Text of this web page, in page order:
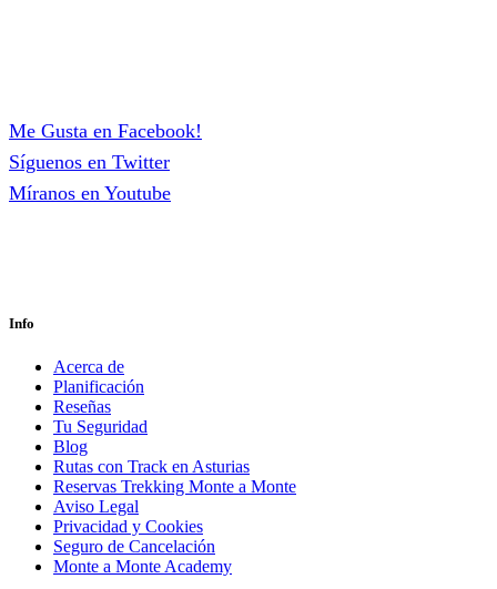
Me Gusta en Facebook!
Síguenos en Twitter
Míranos en Youtube
Info
Acerca de
Planificación
Reseñas
Tu Seguridad
Blog
Rutas con Track en Asturias
Reservas Trekking Monte a Monte
Aviso Legal
Privacidad y Cookies
Seguro de Cancelación
Monte a Monte Academy